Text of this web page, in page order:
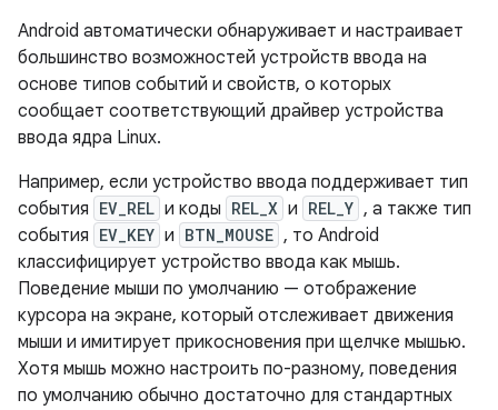
Android автоматически обнаруживает и настраивает
большинство возможностей устройств ввода на
основе типов событий и свойств, о которых
сообщает соответствующий драйвер устройства
ввода ядра Linux.
Например, если устройство ввода поддерживает тип
события EV_REL и коды REL_X и REL_Y , а также тип
события EV_KEY и BTN_MOUSE , то Android
классифицирует устройство ввода как мышь.
Поведение мыши по умолчанию — отображение
курсора на экране, который отслеживает движения
мыши и имитирует прикосновения при щелчке мышью.
Хотя мышь можно настроить по-разному, поведения
по умолчанию обычно достаточно для стандартных